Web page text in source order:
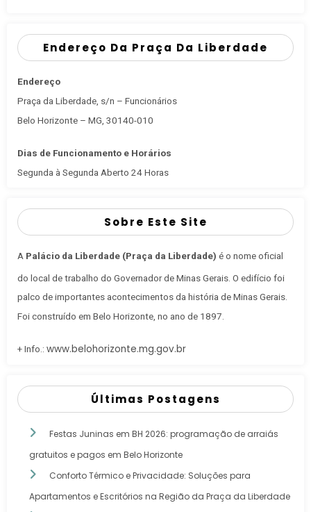
Endereço Da Praça Da Liberdade
Endereço
Praça da Liberdade, s/n – Funcionários
Belo Horizonte – MG, 30140-010
Dias de Funcionamento e Horários
Segunda à Segunda Aberto 24 Horas
Sobre Este Site
A Palácio da Liberdade (Praça da Liberdade) é o nome oficial
do local de trabalho do Governador de Minas Gerais . O edifício foi
palco de importantes acontecimentos da história de Minas Gerais.
Foi construído em Belo Horizonte, no ano de 1897.
+ Info.: www.belohorizonte.mg.gov.br
Últimas Postagens
Festas Juninas em BH 2026: programação de arraiás
gratuitos e pagos em Belo Horizonte
Conforto Térmico e Privacidade: Soluções para
Apartamentos e Escritórios na Região da Praça da Liberdade